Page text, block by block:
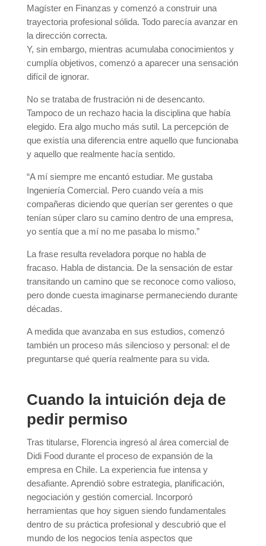
Magíster en Finanzas y comenzó a construir una
trayectoria profesional sólida. Todo parecía avanzar en
la dirección correcta.
Y, sin embargo, mientras acumulaba conocimientos y
cumplía objetivos, comenzó a aparecer una sensación
difícil de ignorar.
No se trataba de frustración ni de desencanto.
Tampoco de un rechazo hacia la disciplina que había
elegido. Era algo mucho más sutil. La percepción de
que existía una diferencia entre aquello que funcionaba
y aquello que realmente hacía sentido.
“A mí siempre me encantó estudiar. Me gustaba
Ingeniería Comercial. Pero cuando veía a mis
compañeras diciendo que querían ser gerentes o que
tenían súper claro su camino dentro de una empresa,
yo sentía que a mí no me pasaba lo mismo.”
La frase resulta reveladora porque no habla de
fracaso. Habla de distancia. De la sensación de estar
transitando un camino que se reconoce como valioso,
pero donde cuesta imaginarse permaneciendo durante
décadas.
A medida que avanzaba en sus estudios, comenzó
también un proceso más silencioso y personal: el de
preguntarse qué quería realmente para su vida.
Cuando la intuición deja de
pedir permiso
Tras titularse, Florencia ingresó al área comercial de
Didi Food durante el proceso de expansión de la
empresa en Chile. La experiencia fue intensa y
desafiante. Aprendió sobre estrategia, planificación,
negociación y gestión comercial. Incorporó
herramientas que hoy siguen siendo fundamentales
dentro de su práctica profesional y descubrió que el
mundo de los negocios tenía aspectos que